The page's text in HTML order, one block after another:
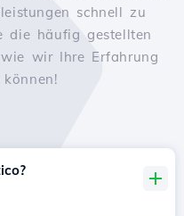
schnell zu
die häufig gestellten
wir Ihre Erfahrung